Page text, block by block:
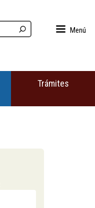
Menú
Trámites